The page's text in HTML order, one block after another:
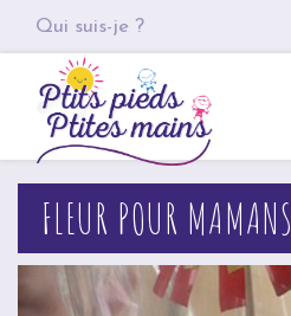
Qui suis-je ?
FLEUR POUR MAMANS